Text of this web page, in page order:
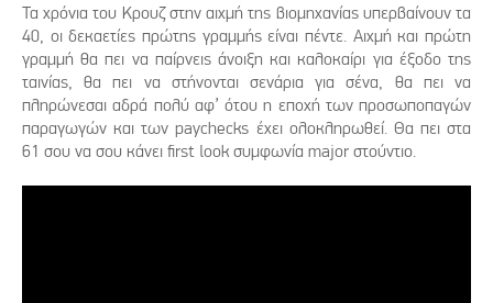
Τα χρόνια του Κρουζ στην αιχμή της βιομηχανίας υπερβαίνουν τα
40, οι δεκαετίες πρώτης γραμμής είναι πέντε. Αιχμή και πρώτη
γραμμή θα πει να παίρνεις άνοιξη και καλοκαίρι για έξοδο της
ταινίας, θα πει να στήνονται σενάρια για σένα, θα πει να
πληρώνεσαι αδρά πολύ αφ’ ότου η εποχή των προσωποπαγών
παραγωγών και των paychecks έχει ολοκληρωθεί. Θα πει στα
61 σου να σου κάνει first look συμφωνία major στούντιο.